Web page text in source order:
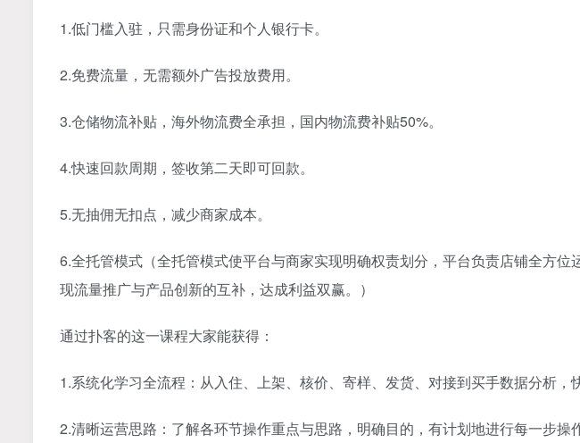
1.低门槛入驻，只需身份证和个人银行卡。
2.免费流量，无需额外广告投放费用。
3.仓储物流补贴，海外物流费全承担，国内物流费补贴50%。
4.快速回款周期，签收第二天即可回款。
5.无抽佣无扣点，减少商家成本。
6.全托管模式（全托管模式使平台与商家实现明确权责划分，平台负责店铺全方
现流量推广与产品创新的互补，达成利益双赢。）
通过扑客的这一课程大家能获得：
1.系统化学习全流程：从入住、上架、核价、寄样、发货、对接到买手数据分析，
2.清晰运营思路：了解各环节操作重点与思路，明确目的，有计划地进行每一步操作